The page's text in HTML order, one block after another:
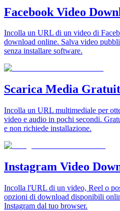
Facebook Video
Incolla un URL di un video di
download online. Salva video
senza installare software.
Scarica Media
Incolla un URL multimediale per
video e audio in pochi secondi.
e non richiede installazione.
Instagram Video
Incolla l'URL di un video, Reel o
opzioni di download disponibili
Instagram dal tuo browser.